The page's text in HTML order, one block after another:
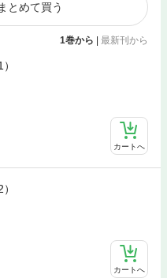
とめて買う
1巻から 最新刊から
カートへ
カートへ